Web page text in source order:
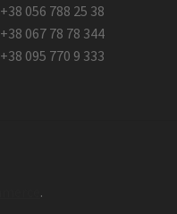
+38 056 788 25 38
+38 067 78 78 344
+38 095 770 9 333
.